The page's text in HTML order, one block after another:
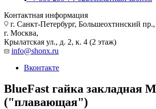
Контактная информация
г. Санкт-Петербург, Большеохтинский
г. Москва,
Крылатская ул., д. 2, к. 4 (2 этаж)
info@shonx.ru
Вконтакте
BlueFast гайка закладная
("плавающая")